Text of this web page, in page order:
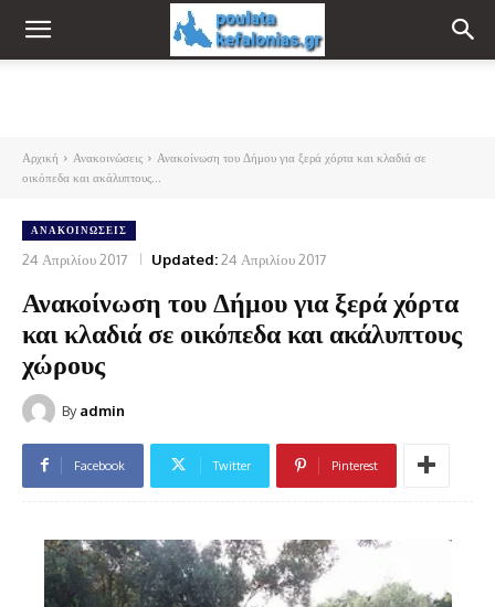
Αρχική Ανακοινώσεις
Ανακοίνωση του Δήμου για ξερά χόρτα και κλαδιά σε
οικόπεδα και ακάλυπτους...
ΑΝΑΚΟΙΝΏΣΕΙΣ
24 Απριλίου 2017 Updated:24 Απριλίου 2017
Ανακοίνωση του Δήμου για ξερά χόρτα
και κλαδιά σε οικόπεδα και ακάλυπτους
χώρους
By admin
Facebook Twitter Pinterest